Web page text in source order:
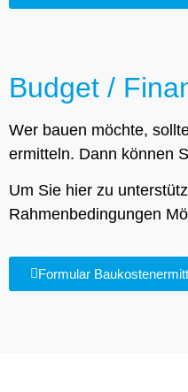
Budget /
Wer bauen möchte,
ermitteln. Dann können
Um Sie hier zu
Rahmenbedingungen
Formular